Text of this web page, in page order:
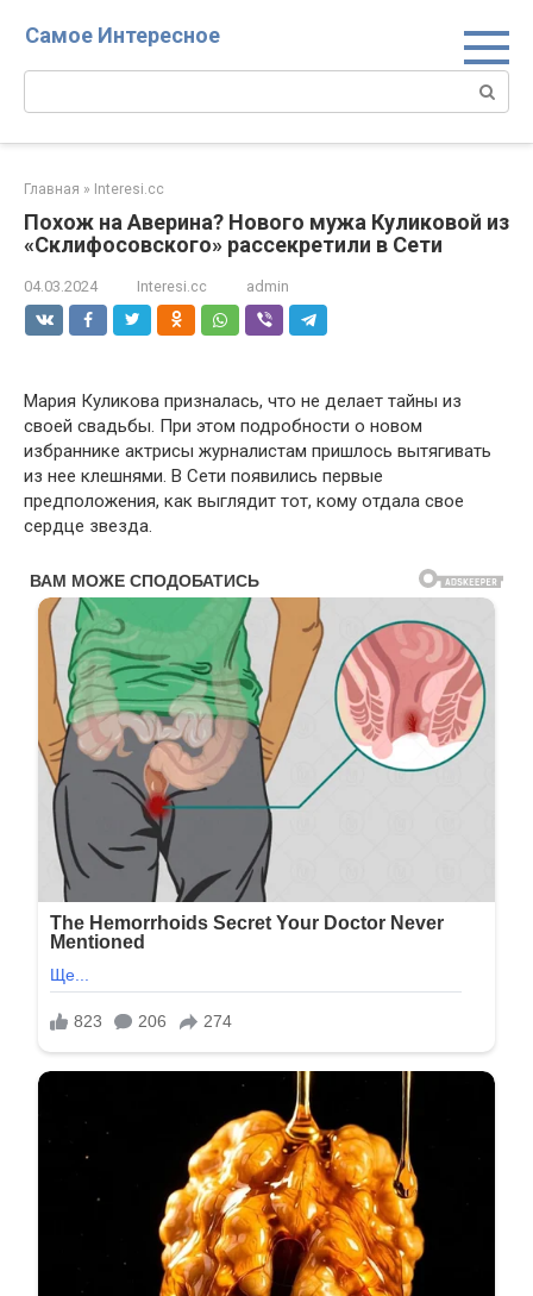
Самое Интересное
Поиск:
Главная » Interesi.cc
Похож на Аверина? Нового мужа Куликовой из
«Склифосовского» рассекретили в Сети
04.03.2024 Interesi.cc admin
Мария Куликова призналась, что не делает тайны из
своей свадьбы. При этом подробности о новом
избраннике актрисы журналистам пришлось вытягивать
из нее клешнями. В Сети появились первые
предположения, как выглядит тот, кому отдала свое
сердце звезда.